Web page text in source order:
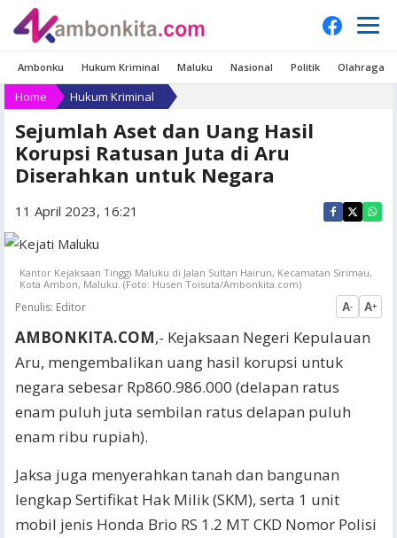
Ambonku Hukum Kriminal Maluku Nasional Politik Olahraga
Home Hukum Kriminal
Sejumlah Aset dan Uang Hasil
Korupsi Ratusan Juta di Aru
Diserahkan untuk Negara
11 April 2023, 16:21
Kantor Kejaksaan Tinggi Maluku di Jalan Sultan Hairun, Kecamatan Sirimau,
Kota Ambon, Maluku. (Foto: Husen Toisuta/Ambonkita.com)
Penulis: Editor A- A+
AMBONKITA.COM,- Kejaksaan Negeri Kepulauan
Aru, mengembalikan uang hasil korupsi untuk
negara sebesar Rp860.986.000 (delapan ratus
enam puluh juta sembilan ratus delapan puluh
enam ribu rupiah).
Jaksa juga menyerahkan tanah dan bangunan
lengkap Sertifikat Hak Milik (SKM), serta 1 unit
mobil jenis Honda Brio RS 1.2 MT CKD Nomor Polisi